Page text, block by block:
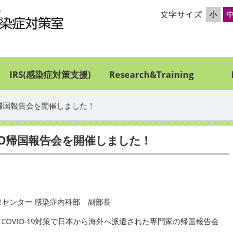
小 中
IRS(感染症対策支援) Research&Training
報告会を開催しました！
国報告会を開催しました！
ンター 感染症内科部 副部長
19対策で日本から海外へ派遣された専門家の帰国報告会